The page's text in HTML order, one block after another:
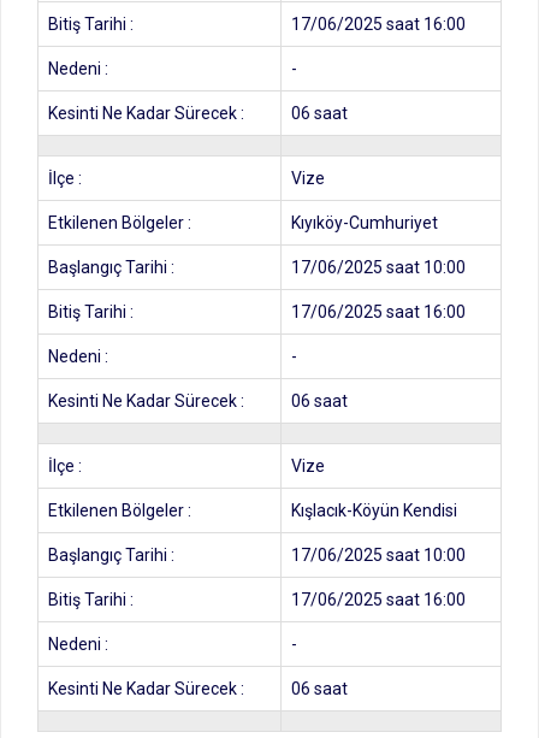
Bitiş Tarihi : 17/06/2025 saat 16:00
Nedeni : -
Kesinti Ne Kadar Sürecek : 06 saat
İlçe : Vize
Etkilenen Bölgeler : Kıyıköy-Cumhuriyet
Başlangıç Tarihi : 17/06/2025 saat 10:00
Bitiş Tarihi : 17/06/2025 saat 16:00
Nedeni : -
Kesinti Ne Kadar Sürecek : 06 saat
İlçe : Vize
Etkilenen Bölgeler : Kışlacık-Köyün Kendisi
Başlangıç Tarihi : 17/06/2025 saat 10:00
Bitiş Tarihi : 17/06/2025 saat 16:00
Nedeni : -
Kesinti Ne Kadar Sürecek : 06 saat